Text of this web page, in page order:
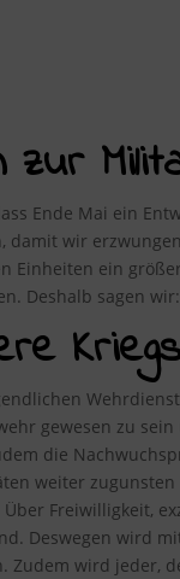
Ende Mai ein
damit wir
ein
Deshalb sagen
gewesen zu
die
weiter
Freiwilligkeit,
Deswegen wird
wird jeder,